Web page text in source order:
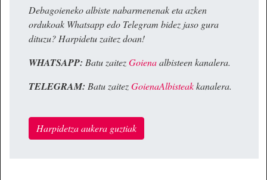
Debagoieneko albiste nabarmenenak eta azken
ordukoak Whatsapp edo Telegram bidez jaso gura
dituzu? Harpidetu zaitez doan!
WHATSAPP: Batu zaitezGoienaalbisteen kanalera.
TELEGRAM: Batu zaitezGoienaAlbisteakkanalera.
Harpidetza aukera guztiak